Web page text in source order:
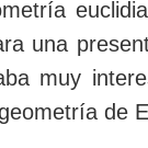
una
muy
de